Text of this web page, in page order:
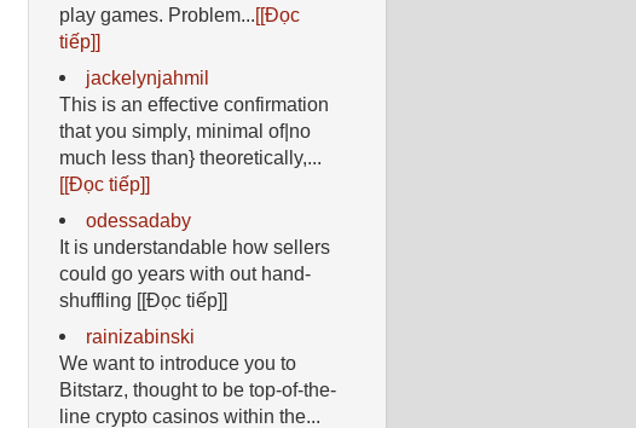
play games. Problem...[[Đọc
tiếp]]
jackelynjahmil
This is an effective confirmation
that you simply, minimal of|no
much less than} theoretically,...
[[Đọc tiếp]]
odessadaby
It is understandable how sellers
could go years with out hand-
shuffling [[Đọc tiếp]]
rainizabinski
We want to introduce you to
Bitstarz, thought to be top-of-the-
line crypto casinos within the...